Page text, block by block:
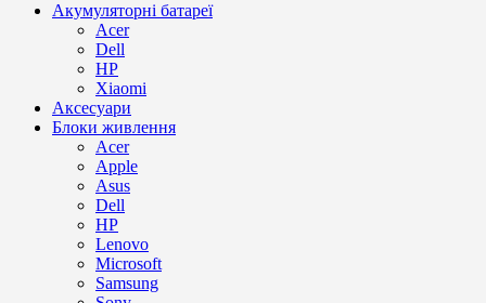
Акумуляторні батареї
Acer
Dell
HP
Xiaomi
Аксесуари
Блоки живлення
Acer
Apple
Asus
Dell
HP
Lenovo
Microsoft
Samsung